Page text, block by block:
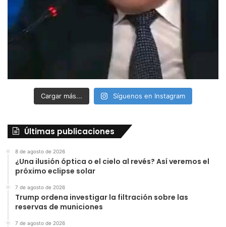
Cargar más... Síguenos en Instagram
Últimas publicaciones
8 de agosto de 2026
¿Una ilusión óptica o el cielo al revés? Así veremos el
próximo eclipse solar
7 de agosto de 2026
Trump ordena investigar la filtración sobre las
reservas de municiones
7 de agosto de 2026